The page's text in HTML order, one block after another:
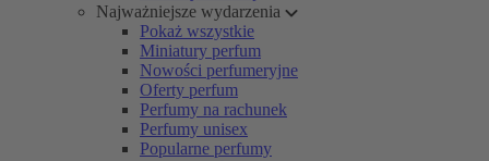
Najważniejsze wydarzenia
Pokaż wszystkie
Miniatury perfum
Nowości perfumeryjne
Oferty perfum
Perfumy na rachunek
Perfumy unisex
Popularne perfumy